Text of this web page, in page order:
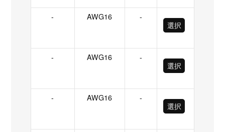
- AWG16
-
選択
- AWG16
-
選択
- AWG16
-
選択